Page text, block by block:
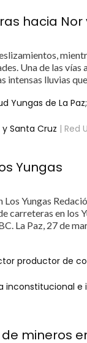
hacia Nor
Una de las
intensas lluvias
Yungas de La
Santa Cruz | Red
Yungas
Yungas
carreteras en los
La Paz, 27 de
productor de
inconstitucional e
mineros